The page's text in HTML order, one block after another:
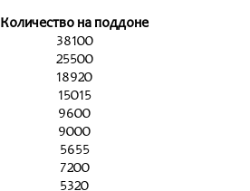
Количество на поддоне
38100
25500
18920
15015
9600
9000
5655
7200
5320